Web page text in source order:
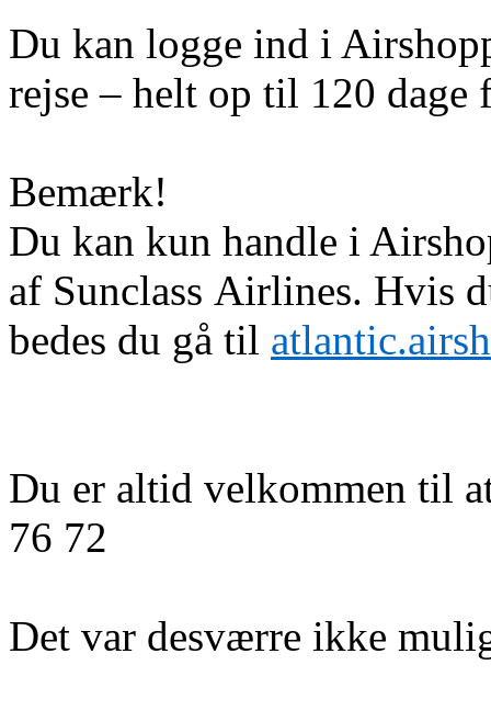
Du kan logge ind i
rejse – helt op til 120 dage
Bemærk!
Du kan kun handle i
af Sunclass Airlines. Hvis
bedes du gå til
Du er altid velkommen til
76 72
Det var desværre ikke